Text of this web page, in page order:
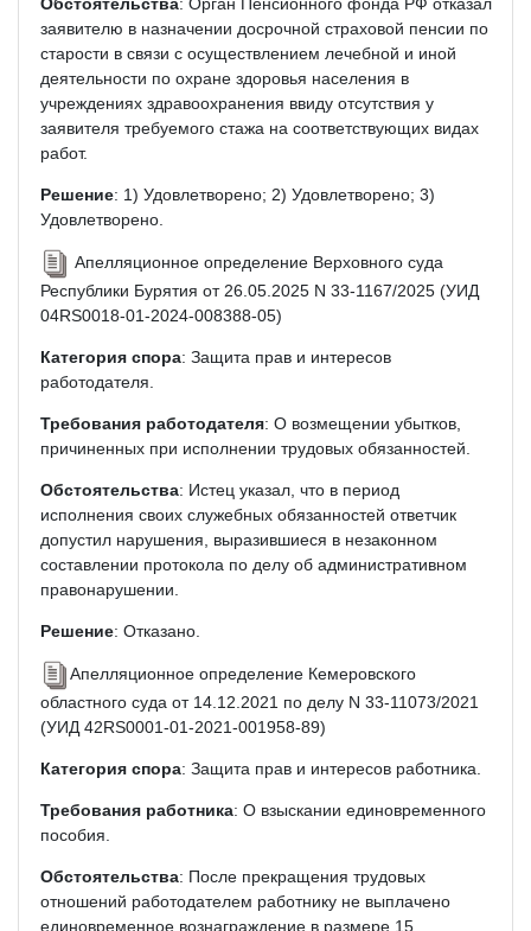
заявителю в назначении досрочной страховой пенсии по
старости в связи с осуществлением лечебной и иной
деятельности по охране здоровья населения в
учреждениях здравоохранения ввиду отсутствия у
заявителя требуемого стажа на соответствующих видах
работ.
Решение: 1) Удовлетворено; 2) Удовлетворено; 3)
Удовлетворено.
Апелляционное определение Верховного суда
Республики Бурятия от 26.05.2025 N 33-1167/2025 (УИД
04RS0018-01-2024-008388-05)
Категория спора: Защита прав и интересов
работодателя.
Требования работодателя: О возмещении убытков,
причиненных при исполнении трудовых обязанностей.
Обстоятельства: Истец указал, что в период
исполнения своих служебных обязанностей ответчик
допустил нарушения, выразившиеся в незаконном
составлении протокола по делу об административном
правонарушении.
Решение: Отказано.
Апелляционное определение Кемеровского
областного суда от 14.12.2021 по делу N 33-11073/2021
(УИД 42RS0001-01-2021-001958-89)
Категория спора: Защита прав и интересов работника.
Требования работника: О взыскании единовременного
пособия.
Обстоятельства: После прекращения трудовых
отношений работодателем работнику не выплачено
единовременное вознаграждение в размере 15